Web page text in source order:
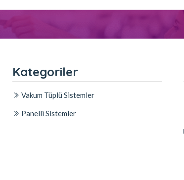
Kategoriler
Vakum Tüplü Sistemler
Panelli Sistemler